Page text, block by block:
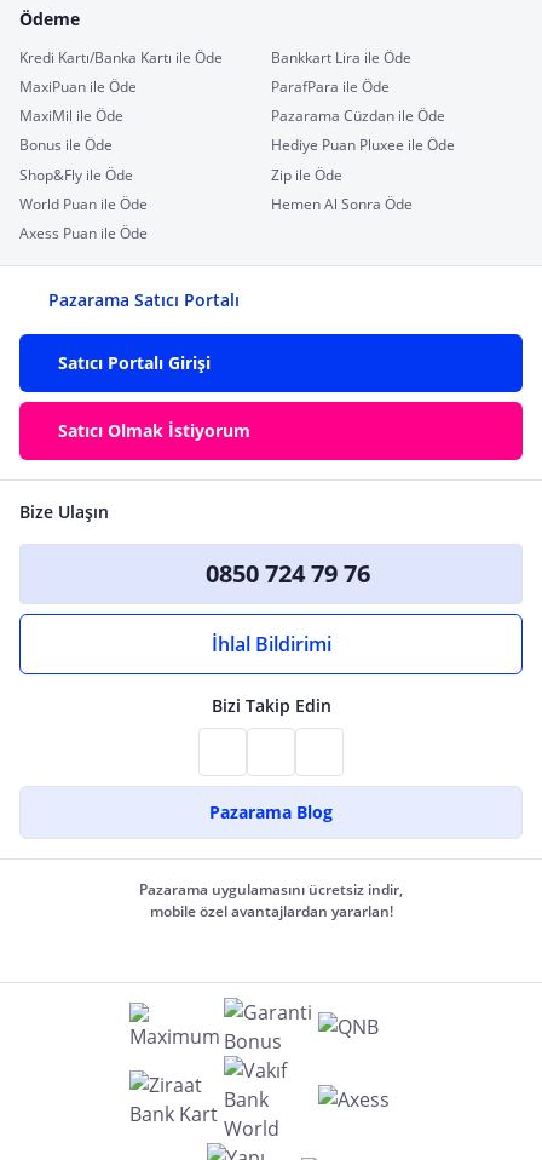
Ödeme
Kredi Kartı/Banka Kartı ile Öde
Bankkart Lira ile Öde
MaxiPuan ile Öde
ParafPara ile Öde
MaxiMil ile Öde
Pazarama Cüzdan ile Öde
Bonus ile Öde
Hediye Puan Pluxee ile Öde
Shop&Fly ile Öde
Zip ile Öde
World Puan ile Öde
Hemen Al Sonra Öde
Axess Puan ile Öde
Pazarama Satıcı Portalı
Satıcı Portalı Girişi
Satıcı Olmak İstiyorum
Bize Ulaşın
0850 724 79 76
İhlal Bildirimi
Bizi Takip Edin
Pazarama Blog
Pazarama uygulamasını ücretsiz indir,
mobile özel avantajlardan yararlan!